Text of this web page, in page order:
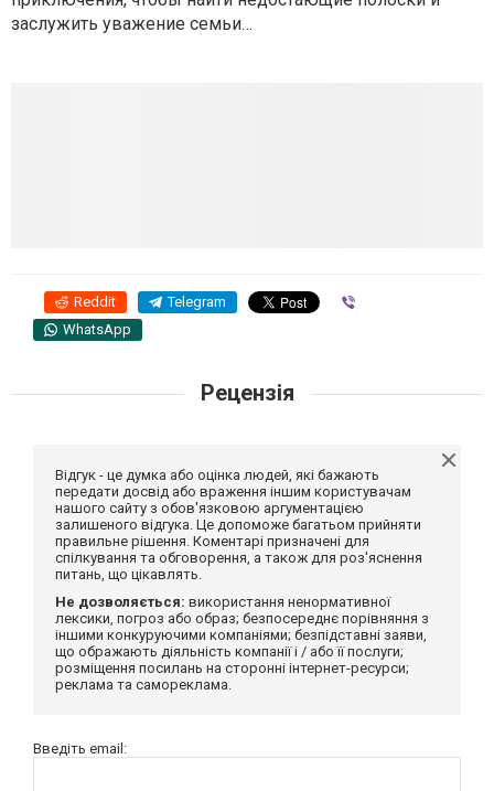
заслужить уважение семьи…
Reddit Telegram
WhatsApp
Рецензія
Відгук - це думка або оцінка людей, які бажають
передати досвід або враження іншим користувачам
нашого сайту з обов'язковою аргументацією
залишеного відгука. Це допоможе багатьом прийняти
правильне рішення. Коментарі призначені для
спілкування та обговорення, а також для роз'яснення
питань, що цікавлять.
Не дозволяється: використання ненормативної
лексики, погроз або образ; безпосереднє порівняння з
іншими конкуруючими компаніями; безпідставні заяви,
що ображають діяльність компанії і / або її послуги;
розміщення посилань на сторонні інтернет-ресурси;
реклама та самореклама.
Введіть email: